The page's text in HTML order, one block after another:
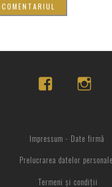
Prelucrarea datelor personale
Impressum - Date firmă
Termeni și condiții